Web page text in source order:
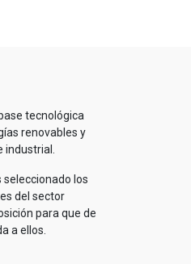
tecnológica
renovables y
los
del sector
para que de
a ellos.